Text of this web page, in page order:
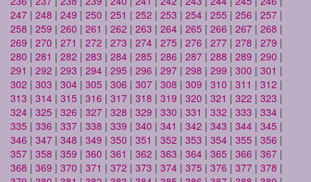
247 | 248 | 249 | 250 | 251 | 252 | 253 | 254 | 255 | 256 | 257 |
258 | 259 | 260 | 261 | 262 | 263 | 264 | 265 | 266 | 267 | 268 |
269 | 270 | 271 | 272 | 273 | 274 | 275 | 276 | 277 | 278 | 279 |
280 | 281 | 282 | 283 | 284 | 285 | 286 | 287 | 288 | 289 | 290 |
291 | 292 | 293 | 294 | 295 | 296 | 297 | 298 | 299 | 300 | 301 |
302 | 303 | 304 | 305 | 306 | 307 | 308 | 309 | 310 | 311 | 312 |
313 | 314 | 315 | 316 | 317 | 318 | 319 | 320 | 321 | 322 | 323 |
324 | 325 | 326 | 327 | 328 | 329 | 330 | 331 | 332 | 333 | 334 |
335 | 336 | 337 | 338 | 339 | 340 | 341 | 342 | 343 | 344 | 345 |
346 | 347 | 348 | 349 | 350 | 351 | 352 | 353 | 354 | 355 | 356 |
357 | 358 | 359 | 360 | 361 | 362 | 363 | 364 | 365 | 366 | 367 |
368 | 369 | 370 | 371 | 372 | 373 | 374 | 375 | 376 | 377 | 378 |